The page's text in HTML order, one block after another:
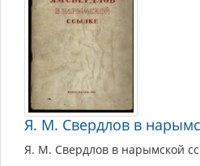
Я. М. Свердлов в
Я. М. Свердлов в нарымской